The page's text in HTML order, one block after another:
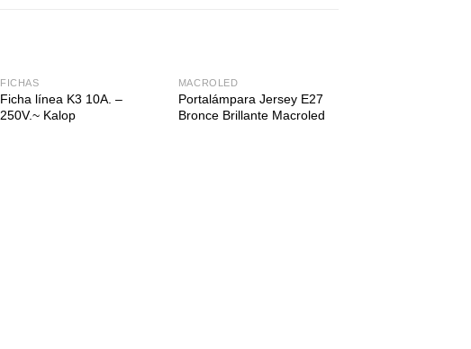
FICHAS
Ficha línea K3 10A. –
250V.~ Kalop
MACROLED
Portalámpara Jersey E27
Bronce Brillante Macroled